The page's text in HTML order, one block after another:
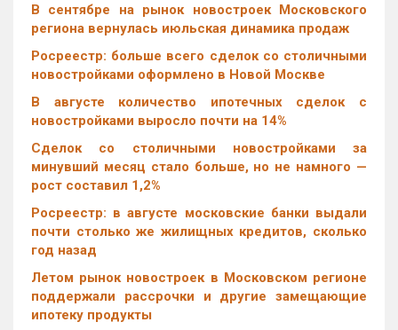
В сентябре на рынок новостроек Московского
региона вернулась июльская динамика продаж
Росреестр: больше всего сделок со столичными
новостройками оформлено в Новой Москве
В августе количество ипотечных сделок с
новостройками выросло почти на 14%
Cделок со столичными новостройками за
минувший месяц стало больше, но не намного —
рост составил 1,2%
Росреестр: в августе московские банки выдали
почти столько же жилищных кредитов, сколько
год назад
Летом рынок новостроек в Московском регионе
поддержали рассрочки и другие замещающие
ипотеку продукты